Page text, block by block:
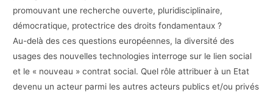
promouvant une recherche ouverte, pluridisciplinaire,
démocratique, protectrice des droits fondamentaux ?
Au-delà des ces questions européennes, la diversité des
usages des nouvelles technologies interroge sur le lien social
et le « nouveau » contrat social. Quel rôle attribuer à un Etat
devenu un acteur parmi les autres acteurs publics et/ou privés